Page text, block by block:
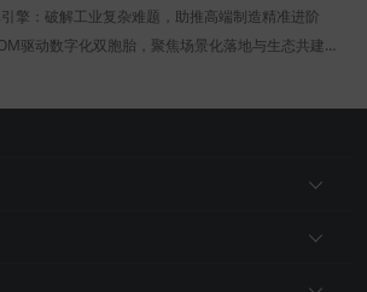
擎：破解工业复杂难题，助推高端制造精准进阶
下一篇：广域铭岛以BOM驱动数字化双胞胎，聚焦场景化落地与生态共建！